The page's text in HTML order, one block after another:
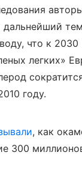
дальнейший
что к 2030
легких»
году.
, как
300